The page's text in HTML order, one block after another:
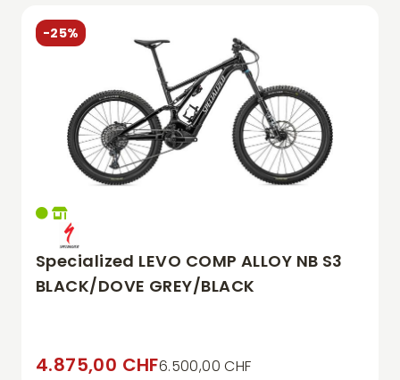
-25%
Specialized LEVO COMP ALLOY NB S3
BLACK/DOVE GREY/BLACK
4.875,00 CHF6.500,00 CHF